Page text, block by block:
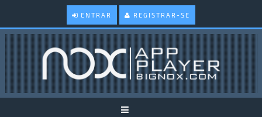
ENTRAR REGISTRAR-SE